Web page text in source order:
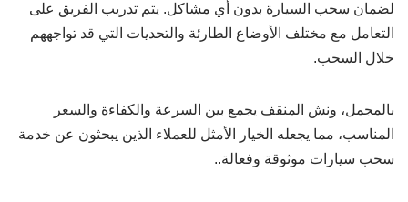
لضمان سحب السيارة بدون أي مشاكل. يتم تدريب الفريق على
التعامل مع مختلف الأوضاع الطارئة والتحديات التي قد تواجههم
خلال السحب.
بالمجمل، ونش المنقف يجمع بين السرعة والكفاءة والسعر
المناسب، مما يجعله الخيار الأمثل للعملاء الذين يبحثون عن خدمة
سحب سيارات موثوقة وفعالة..